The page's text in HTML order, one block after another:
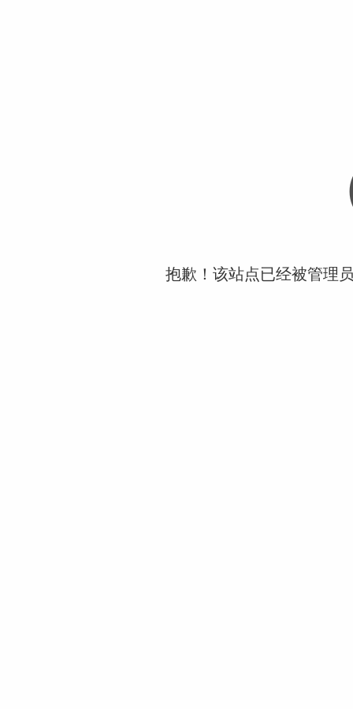
抱歉！该站点已经被管理